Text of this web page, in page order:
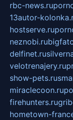
rbc-news.ru
13autor-
hostserve.ru
neznobi.ru
delfinet.ru
velotrenajery.ru
show-pets.ru
miraclecoon.ru
firehunters.ru
hometown-